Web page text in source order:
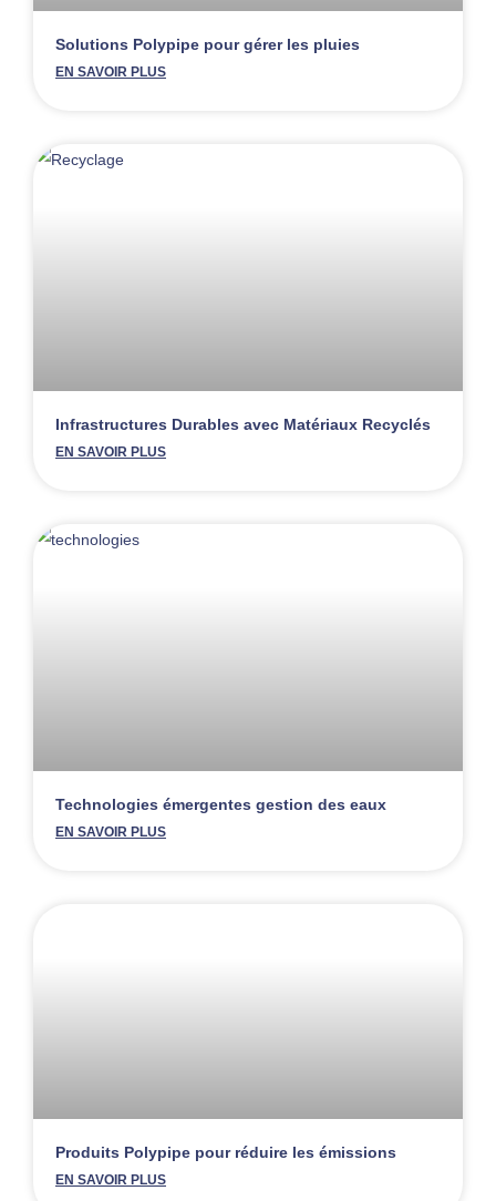
Solutions Polypipe pour gérer les pluies
EN SAVOIR PLUS
Infrastructures Durables avec Matériaux Recyclés
EN SAVOIR PLUS
Technologies émergentes gestion des eaux
EN SAVOIR PLUS
Produits Polypipe pour réduire les émissions
EN SAVOIR PLUS